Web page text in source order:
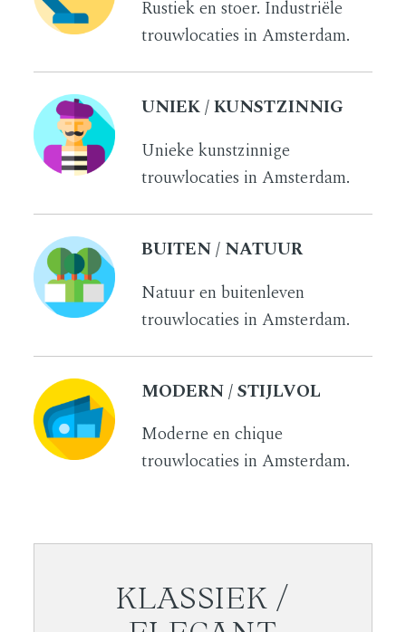
Rustiek en stoer. Industriële
trouwlocaties in Amsterdam.
UNIEK / KUNSTZINNIG
Unieke kunstzinnige
trouwlocaties in Amsterdam.
BUITEN / NATUUR
Natuur en buitenleven
trouwlocaties in Amsterdam.
MODERN / STIJLVOL
Moderne en chique
trouwlocaties in Amsterdam.
KLASSIEK /